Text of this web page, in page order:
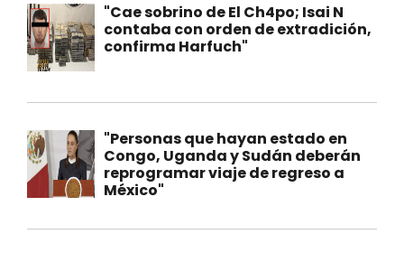
"Cae sobrino de El Ch4po; Isai N
contaba con orden de extradición,
confirma Harfuch"
"Personas que hayan estado en
Congo, Uganda y Sudán deberán
reprogramar viaje de regreso a
México"